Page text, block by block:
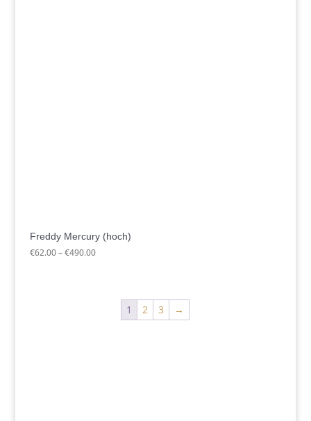
Freddy Mercury (hoch)
€62.00 –€490.00Preisspanne:
1 2 3 →